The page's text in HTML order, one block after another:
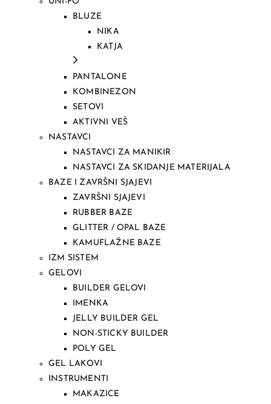
BLUZE
NIKA
KATJA
PANTALONE
KOMBINEZON
SETOVI
AKTIVNI VEŠ
NASTAVCI
NASTAVCI ZA MANIKIR
NASTAVCI ZA SKIDANJE MATERIJALA
BAZE I ZAVRŠNI SJAJEVI
ZAVRŠNI SJAJEVI
RUBBER BAZE
GLITTER / OPAL BAZE
KAMUFLAŽNE BAZE
IZM SISTEM
GELOVI
BUILDER GELOVI
IMENKA
JELLY BUILDER GEL
NON-STICKY BUILDER
POLY GEL
GEL LAKOVI
INSTRUMENTI
MAKAZICE